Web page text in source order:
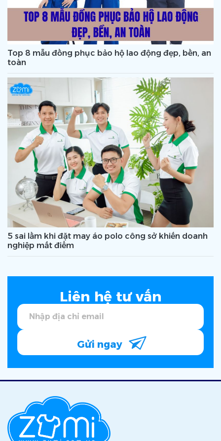
Top 8 mẫu đồng phục bảo hộ lao động đẹp, bền, an
toàn
5 sai lầm khi đặt may áo polo công sở khiến doanh
nghiệp mất điểm
Liên hệ tư vấn
Gửi ngay